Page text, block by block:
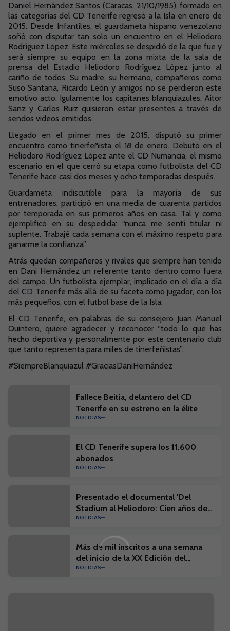
Daniel Hernández Santos (Caracas, 21/10/1985), formado en
las categorías del CD Tenerife regresó a la Isla en enero de
2015. Desde Infantiles, el guardameta hispano venezolano
soñó con disputar tan solo un encuentro en el Heliodoro
Rodríguez López. Este miércoles se despidió de la que fue y
será siempre su equipo en la zona mixta de la sala de
prensa del Estadio Heliodoro Rodríguez López junto al
cariño de todos. Su madre, su hermano, compañeros como
Suso Santana, Ricardo León y amigos no se perdieron este
emotivo acto. Igulamente los capitanes blanquiazules, Aitor
Sanz y Carlos Ruiz quisieron estar presentes a través de
sendos videos emitidos.
Llegado en el primer mes de 2015, disputó su primer
encuentro como tinerfeñista el 18 de enero. Debutó en el
Heliodoro Rodríguez López ante el CD Numancia, el mismo
escenario en el que cerró su etapa como futbolista del CD
Tenerife hace casi dos meses y ocho temporadas después.
Guardameta indiscutible para la mayoría de sus
entrenadores, participó en una media de cuarenta partidos
por temporada en sus primeros años en casa. Tal y como
ejemplificó en su despedida: “nunca me sentí titular ni
suplente. Trabajé cada semana con el máximo respeto para
ganarme la confianza”.
Atrás quedan compañeros y rivales que siempre han tenido
en Dani Hernández un referente tanto dentro como fuera
del campo. Un futbolista ejemplar, implicado en el día a día
del CD Tenerife más allá de su faceta como jugador, con los
más pequeños, con el futbol base de la Isla.
El CD Tenerife, en palabras de su consejero Juan Manuel
Quintero, quiere agradecer y reconocer “todo lo que has
hecho deportiva y personalmente por este centenario club
que tanto representa para miles de tinerfeñistas”.
#SiempreBlanquiazul #GraciasDaniHernández
Fallece Beitia, delantero del CD
Tenerife en su estreno en la élite
NOTICIAS
El CD Tenerife supera los 11.600
abonados
NOTICIAS
Presentado el documental 'Del
Stadium al Heliodoro: Cien años de
historia'
NOTICIAS
Más de mil inscritos a una semana
del inicio de la XX Edición del
Campus Suma y el I Campus Suma
NOTICIAS